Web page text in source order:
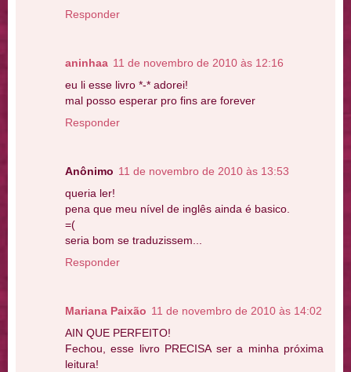
Responder
aninhaa 11 de novembro de 2010 às 12:16
eu li esse livro *-* adorei!
mal posso esperar pro fins are forever
Responder
Anônimo 11 de novembro de 2010 às 13:53
queria ler!
pena que meu nível de inglês ainda é basico.
=(
seria bom se traduzissem...
Responder
Mariana Paixão 11 de novembro de 2010 às 14:02
AIN QUE PERFEITO!
Fechou, esse livro PRECISA ser a minha próxima
leitura!